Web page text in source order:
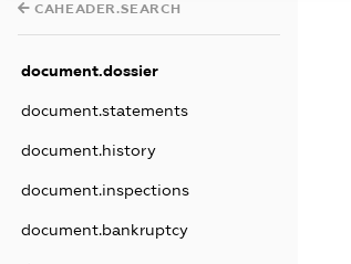
CAHEADER.SEARCH
document.dossier
document.statements
document.history
document.inspections
document.bankruptcy